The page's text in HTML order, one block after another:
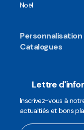
Noël
Personnalisation
Catalogues
Lettre
Inscrivez-vous à
actualtiés et bons